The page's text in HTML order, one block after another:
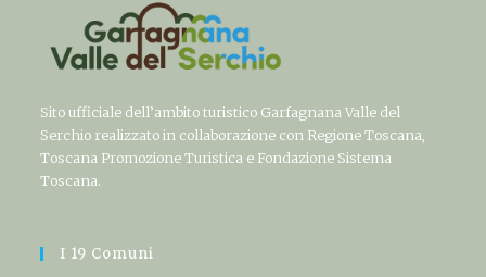
Sito ufficiale dell’ambito turistico Garfagnana Valle del
Serchio realizzato in collaborazione con Regione Toscana,
Toscana Promozione Turistica e Fondazione Sistema
Toscana.
I 19 Comuni